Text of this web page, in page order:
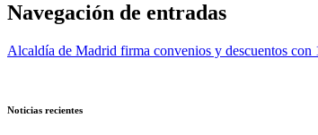
Navegación de entradas
Alcaldía de Madrid firma convenios y descuentos con
Noticias recientes